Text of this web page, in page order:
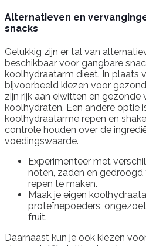
Alternatieven en
snacks
Gelukkig zijn er tal van
beschikbaar voor gangbare
koolhydraatarm dieet. In plaats
bijvoorbeeld kiezen voor
zijn rijk aan eiwitten en
koolhydraten. Een andere optie
koolhydraatarme repen en
controle houden over de
voedingswaarde.
Experimenteer met
noten, zaden en
repen te maken.
Maak je eigen
proteïnepoeders,
fruit.
Daarnaast kun je ook kiezen